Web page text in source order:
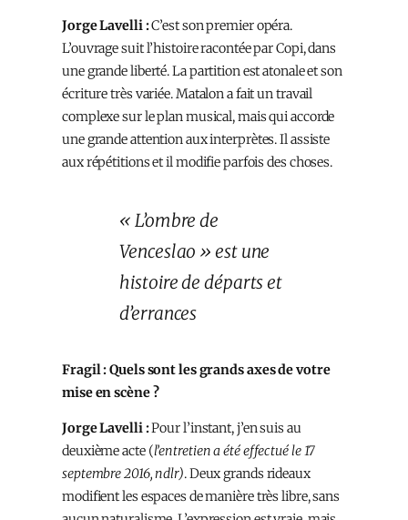
Jorge Lavelli :C’est son premier opéra.
L’ouvrage suit l’histoire racontée par Copi, dans
une grande liberté. La partition est atonale et son
écriture très variée. Matalon a fait un travail
complexe sur le plan musical, mais qui accorde
une grande attention aux interprètes. Il assiste
aux répétitions et il modifie parfois des choses.
« L’ombre de
Venceslao » est une
histoire de départs et
d’errances
Fragil : Quels sont les grands axes de votre
mise en scène ?
Jorge Lavelli :Pour l’instant, j’en suis au
deuxième acte (l’entretien a été effectué le 17
septembre 2016, ndlr). Deux grands rideaux
modifient les espaces de manière très libre, sans